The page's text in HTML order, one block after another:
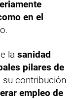
en el
la sanidad
pilares de
su contribución
empleo de